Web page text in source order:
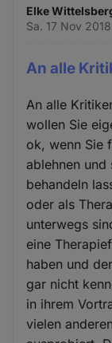
Elke
Sa. 17 Nov
An alle
An alle
wollen Sie
ok, wenn Sie
ablehnen
behandeln
oder als
unterwegs
eine
haben und
gar nicht
in ihrem
vielen